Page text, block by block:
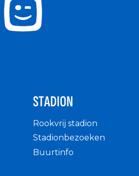
STADION
Rookvrij stadion
Stadionbezoeken
Buurtinfo